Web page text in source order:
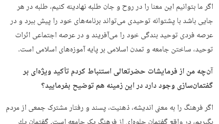
اگر ما بتوانیم این معنا را در روح و جان طلبه نهادینه کنیم، طلبه در هر
جایی باشد با پشتوانه توحیدی می‌تواند برنامه‌های خود را پیش ببرد و در
عرصه فردی توحید بندگی خود را می‌آفریند و در عرصه اجتماعی اثرات
توحید، ساختن جامعه و تمدن اسلامی بر پایه آموزه‌های اسلامی است.
آن‌چه من از فرمایشات حضرتعالی استنباط کردم تأکید ویژه‌ای بر
گفتمان‌سازی وجود دارد در این زمینه هم توضیح بفرمایید؟
اگر فرهنگ را به معنی اندیشه، ذهنیت، پسند و رفتار مشترک جمعی از مردم